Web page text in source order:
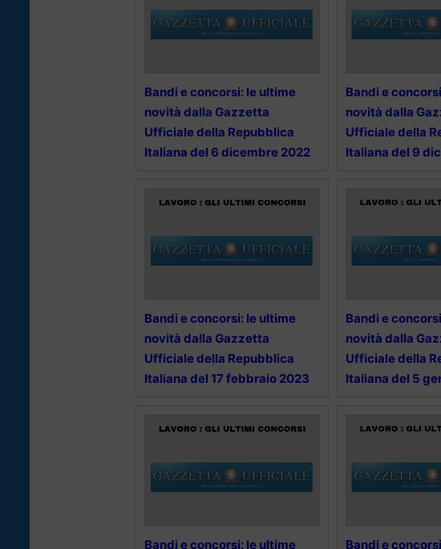
Bandi e concorsi: le ultime
novità dalla Gazzetta
Ufficiale della Repubblica
Italiana del 6 dicembre 2022
Bandi e
novità dalla
Ufficiale della
Italiana del 9
Bandi e concorsi: le ultime
novità dalla Gazzetta
Ufficiale della Repubblica
Italiana del 17 febbraio 2023
Bandi e
novità dalla
Ufficiale della
Italiana del 5
Bandi e concorsi: le ultime
Bandi e